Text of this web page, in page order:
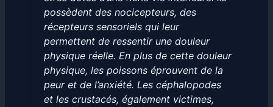
possèdent des nocicepteurs, des
récepteurs sensoriels qui leur
permettent de ressentir une douleur
physique réelle. En plus de cette douleur
physique, les poissons éprouvent de la
peur et de l’anxiété. Les céphalopodes
et les crustacés, également victimes,